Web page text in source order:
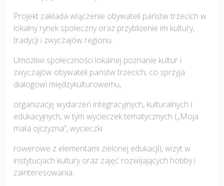
Projekt zakłada włączenie obywateli państw trzecich w
lokalny rynek społeczny oraz przybliżenie im kultury,
tradycji i zwyczajów regionu.
Umożliwi społeczności lokalnej poznanie kultur i
zwyczajów obywateli państw trzecich, co sprzyja
dialogowi międzykulturowemu,
organizację wydarzeń integracyjnych, kulturalnych i
edukacyjnych, w tym wycieczek tematycznych („Moja
mała ojczyzna”, wycieczki
rowerowe z elementami zielonej edukacji), wizyt w
instytucjach kultury oraz zajęć rozwijających hobby i
zainteresowania.